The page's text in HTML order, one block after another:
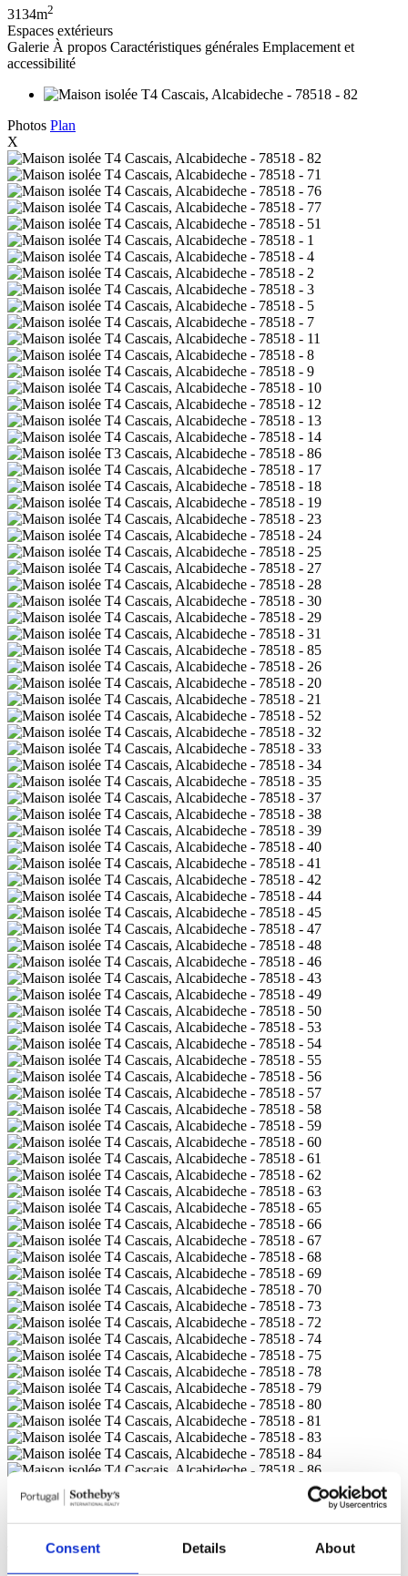
Consent Details About
3134m2
Espaces extérieurs
Galerie À propos Caractéristiques générales Emplacement et
accessibilité
Photos Plan
X
Cascais, Alcabideche, 5.900.000